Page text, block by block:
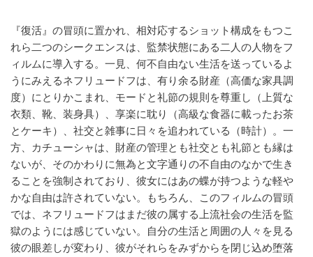
『復活』の冒頭に置かれ、相対応するショット構成をもつこ
れら二つのシークエンスは、監禁状態にある二人の人物をフ
ィルムに導入する。一見、何不自由ない生活を送っているよ
うにみえるネフリュードフは、有り余る財産（高価な家具調
度）にとりかこまれ、モードと礼節の規則を尊重し（上質な
衣類、靴、装身具）、享楽に耽り（高級な食器に載ったお茶
とケーキ）、社交と雑事に日々を追われている（時計）。一
方、カチューシャは、財産の管理とも社交とも礼節とも縁は
ないが、そのかわりに無為と文字通りの不自由のなかで生き
ることを強制されており、彼女にはあの蝶が持つような軽や
かな自由は許されていない。もちろん、このフィルムの冒頭
では、ネフリュードフはまだ彼の属する上流社会の生活を監
獄のようには感じていない。自分の生活と周囲の人々を見る
彼の眼差しが変わり、彼がそれらをみずからを閉じ込め堕落